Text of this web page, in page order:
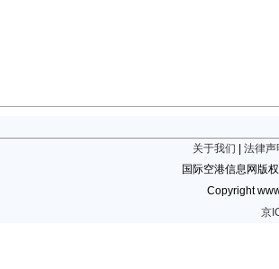
关于我们
法律声
国际空港信息网版
Copyright
京